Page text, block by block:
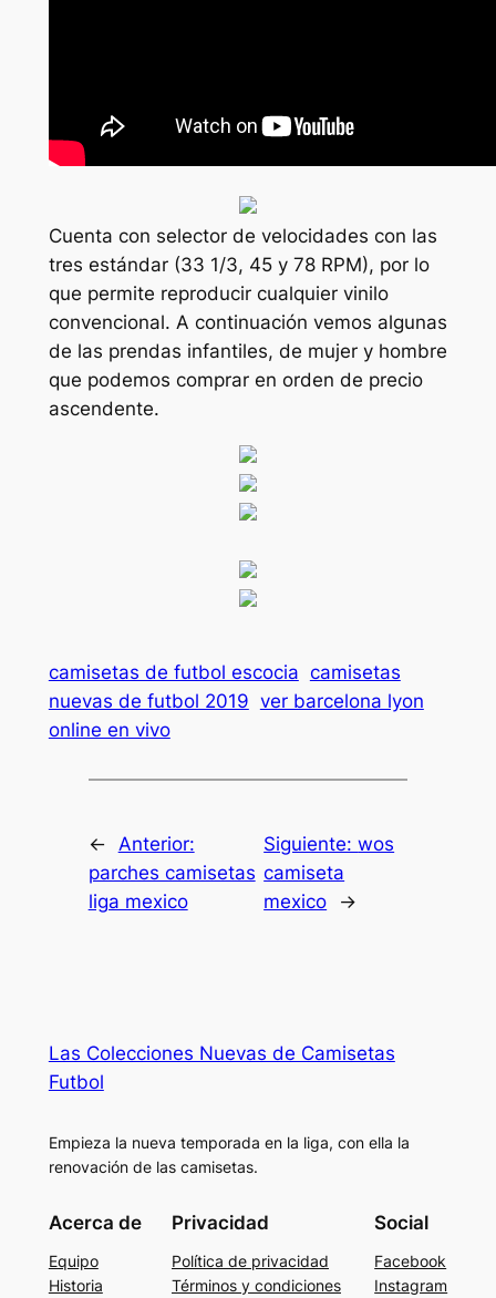
Cuenta con selector de velocidades con las
tres estándar (33 1/3, 45 y 78 RPM), por lo
que permite reproducir cualquier vinilo
convencional. A continuación vemos algunas
de las prendas infantiles, de mujer y hombre
que podemos comprar en orden de precio
ascendente.
camisetas de futbol escocia camisetas
nuevas de futbol 2019 ver barcelona lyon
online en vivo
← Anterior:
parches camisetas
liga mexico
Siguiente:wos
camiseta
mexico
→
Las Colecciones Nuevas de Camisetas
Futbol
Empieza la nueva temporada en la liga, con ella la
renovación de las camisetas.
Acerca de
Equipo
Historia
Privacidad
Política de privacidad
Términos y condiciones
Social
Facebook
Instagram